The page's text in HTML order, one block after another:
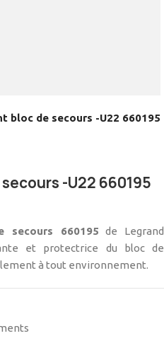
bloc de secours -U22 660195
-U22 660195
secours 660195 de Legrand
et protectrice du bloc de
à tout environnement.